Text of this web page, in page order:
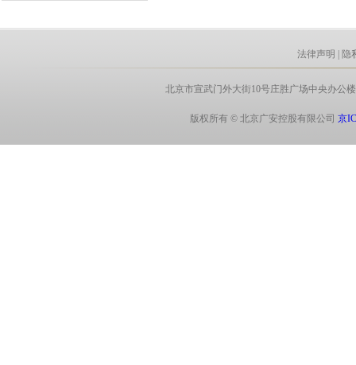
法律声明 隐
北京市宣武门外大街10号庄胜广场中央办公
版权所有 © 北京广安控股有限公司京